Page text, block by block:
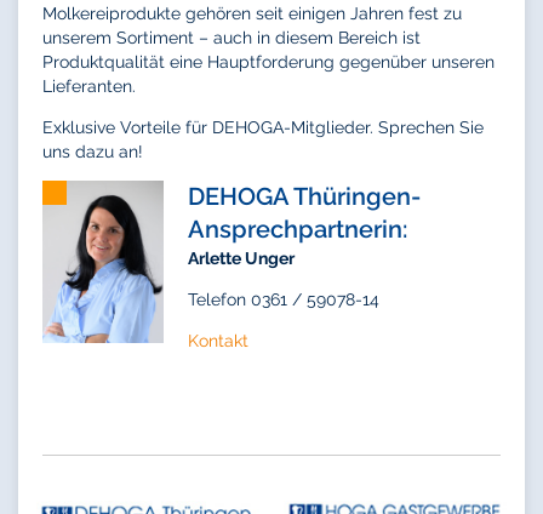
Molkereiprodukte gehören seit einigen Jahren fest zu
unserem Sortiment – auch in diesem Bereich ist
Produktqualität eine Hauptforderung gegenüber unseren
Lieferanten.
Exklusive Vorteile für DEHOGA-Mitglieder. Sprechen Sie
uns dazu an!
DEHOGA Thüringen-
Ansprechpartnerin:
Arlette Unger
Telefon 0361 / 59078-14
Kontakt